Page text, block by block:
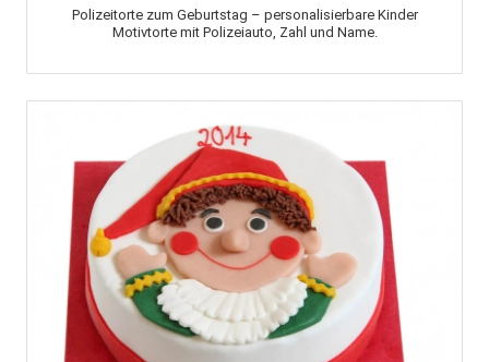
Polizeitorte zum Geburtstag – personalisierbare Kinder
Motivtorte mit Polizeiauto, Zahl und Name.